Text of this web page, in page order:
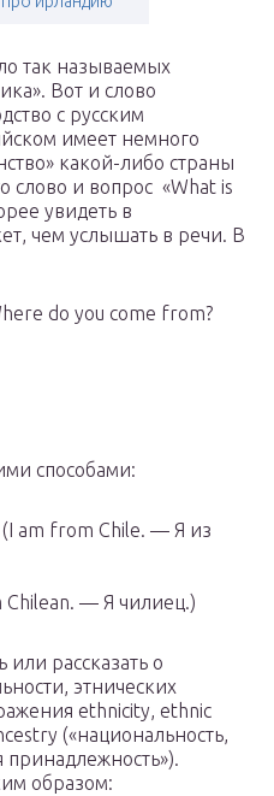
так называемых
Вот и слово
с русским
имеет немного
какой-либо страны
слово и вопрос «What is
увидеть в
чем услышать в речи. В
do you come from?
способами:
am from Chile. — Я из
Chilean. — Я чилиец.)
рассказать о
этнических
ethnicity, ethnic
(«национальность,
принадлежность»).
образом: